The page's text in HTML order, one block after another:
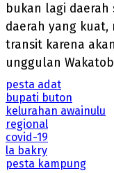
bukan lagi daerah
daerah yang kuat,
transit karena
unggulan
pesta adat
bupati buton
kelurahan awainulu
regional
covid-19
la bakry
pesta kampung